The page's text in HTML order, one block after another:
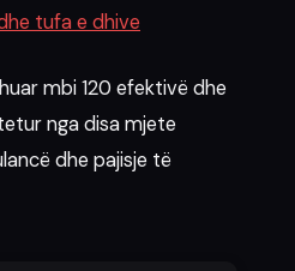
tufa e dhive
mbi 120 efektivë dhe
nga disa mjete
dhe pajisje të